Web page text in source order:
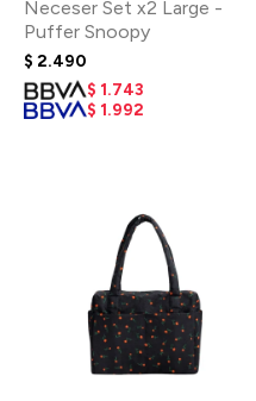
Neceser Set x2 Large -
Puffer Snoopy
$ 2.490
$ 1.743
$ 1.992